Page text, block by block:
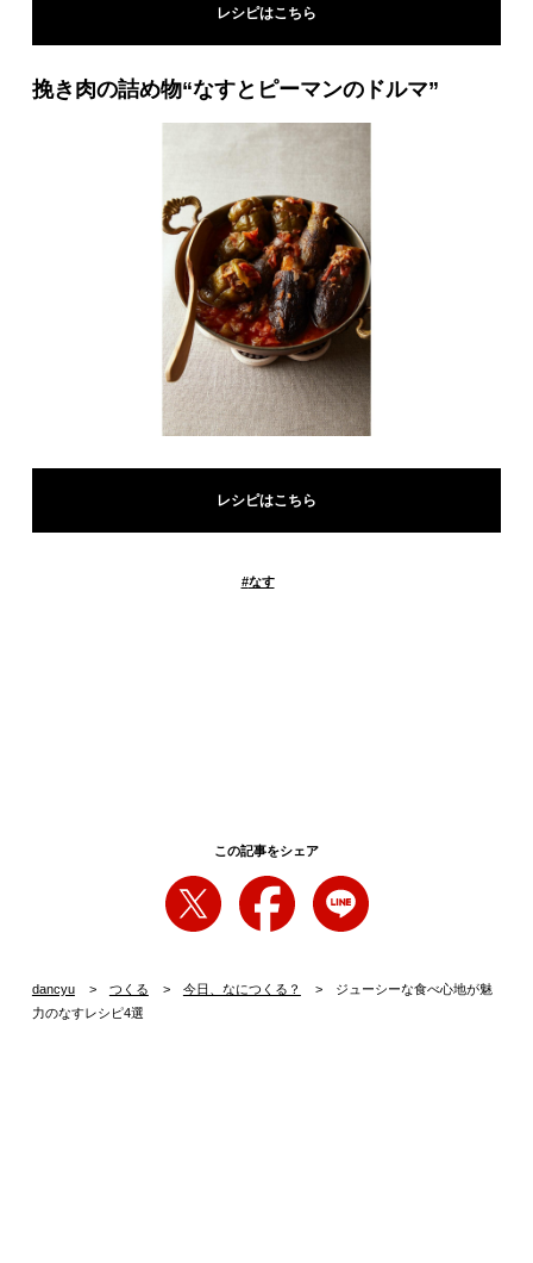
レシピはこちら
挽き肉の詰め物“なすとピーマンのドルマ”
レシピはこちら
#なす
この記事をシェア
dancyu つくる 今日、なにつくる？
ジューシーな食べ心地が魅
力のなすレシピ4選